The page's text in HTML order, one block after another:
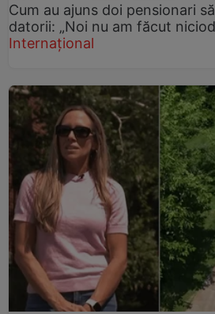
Cum au ajuns doi pensionari
datorii: „Noi nu am făcut
Internațional